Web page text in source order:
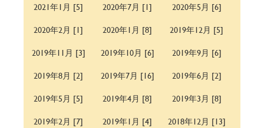
2021年1月 [5]
2020年7月 [1]
2020年5月 [6]
2020年2月 [1]
2020年1月 [8]
2019年12月 [5]
2019年11月 [3]
2019年10月 [6]
2019年9月 [6]
2019年8月 [2]
2019年7月 [16]
2019年6月 [2]
2019年5月 [5]
2019年4月 [8]
2019年3月 [8]
2019年2月 [7]
2019年1月 [4]
2018年12月 [13]